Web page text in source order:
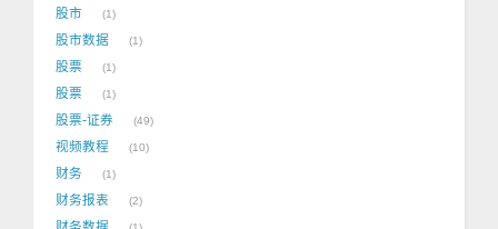
股市 1
股市数据 1
股票 1
股票 1
股票-证券 49
视频教程 10
财务 1
财务报表 2